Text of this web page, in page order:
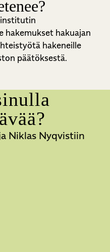
hakuajan
hakeneille
päätöksestä.
Niklas Nyqvistiin